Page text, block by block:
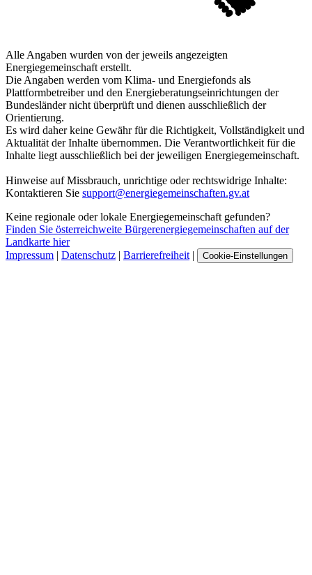
Alle Angaben wurden von der jeweils angezeigten
Energiegemeinschaft erstellt.
Die Angaben werden vom Klima- und Energiefonds als
Plattformbetreiber und den Energieberatungseinrichtungen der
Bundesländer nicht überprüft und dienen ausschließlich der
Orientierung.
Es wird daher keine Gewähr für die Richtigkeit, Vollständigkeit und
Aktualität der Inhalte übernommen. Die Verantwortlichkeit für die
Inhalte liegt ausschließlich bei der jeweiligen Energiegemeinschaft.
Hinweise auf Missbrauch, unrichtige oder rechtswidrige Inhalte:
Kontaktieren Sie support@energiegemeinschaften.gv.at
Keine regionale oder lokale Energiegemeinschaft gefunden?
Finden Sie österreichweite Bürgerenergiegemeinschaften auf der
Landkarte hier
Impressum | Datenschutz | Barrierefreiheit | Cookie-Einstellungen